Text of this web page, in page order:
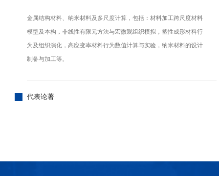
金属结构材料、纳米材料及多尺度计算，包括：材料加工跨尺度材料
模型及本构，非线性有限元方法与宏微观组织模拟，塑性成形材料行
为及组织演化，高应变率材料行为数值计算与实验，纳米材料的设计
制备与加工等。
代表论著